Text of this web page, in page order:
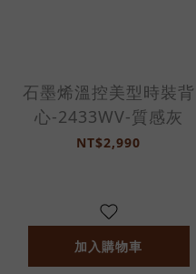
石墨烯溫控美型時裝背
心-2433WV-質感灰
NT$2,990
加入購物車